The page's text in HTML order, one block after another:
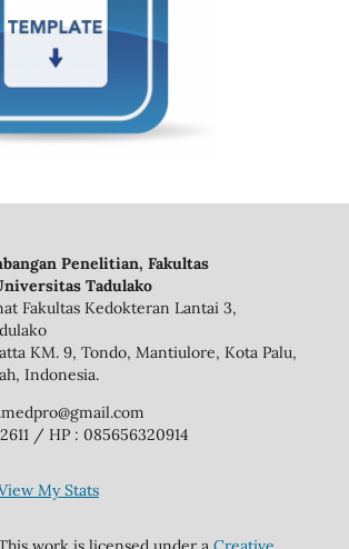
Penelitian, Fakultas
Tadulako
Fakultas Kedokteran Lantai 3,
KM. 9, Tondo, Mantiulore, Kota Palu,
Indonesia.
/ HP : 085656320914
My Stats